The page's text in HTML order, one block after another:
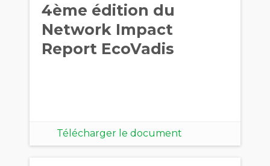
4ème édition du
Network Impact
Report EcoVadis
Télécharger le document